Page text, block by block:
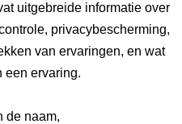
uitgebreide informatie over
privacybescherming,
van ervaringen, en wat
een ervaring.
de naam,